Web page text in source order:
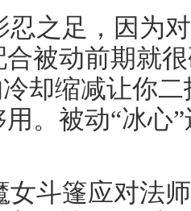
忍之足，因为
被动前期就
却缩减让你
。被动“冰心
女斗篷应对法